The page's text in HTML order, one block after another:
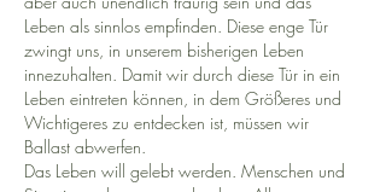
Leben als sinnlos empfinden. Diese enge Tür
zwingt uns, in unserem bisherigen Leben
innezuhalten. Damit wir durch diese Tür in ein
Leben eintreten können, in dem Größeres und
Wichtigeres zu entdecken ist, müssen wir
Ballast abwerfen.
Das Leben will gelebt werden. Menschen und